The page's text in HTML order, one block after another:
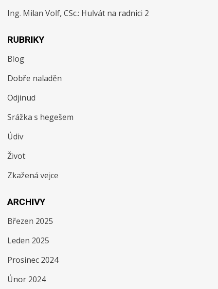
Ing. Milan Volf, CSc.: Hulvát na radnici 2
RUBRIKY
Blog
Dobře naladěn
Odjinud
Srážka s hegešem
Údiv
Život
Zkažená vejce
ARCHIVY
Březen 2025
Leden 2025
Prosinec 2024
Únor 2024